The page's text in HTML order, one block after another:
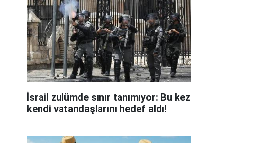
İsrail zulümde sınır tanımıyor: Bu kez
kendi vatandaşlarını hedef aldı!